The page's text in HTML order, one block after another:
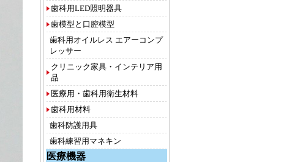
歯科用LED照明器具
歯模型と口腔模型
歯科用オイルレス エアーコンプ
レッサー
クリニック家具・インテリア用
品
医療用・歯科用衛生材料
歯科用材料
歯科防護用具
歯科練習用マネキン
医療機器